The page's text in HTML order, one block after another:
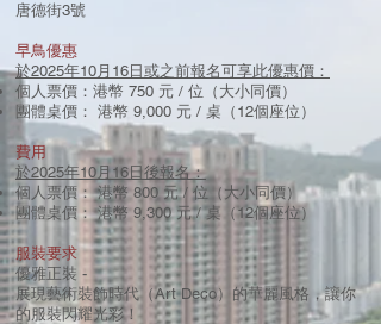
唐德街3號
早鳥優惠
於2025年10月16日或之前報名可享此優惠價：
個人票價：港幣 750 元 / 位（大小同價）
團體桌價： 港幣 9,000 元 / 桌（12個座位）
費用
於2025年10月16日後報名：
個人票價： 港幣 800 元 / 位（大小同價）
團體桌價： 港幣 9,300 元 / 桌（12個座位）
服裝要求
優雅正裝 -
展現藝術裝飾時代（Art Deco）的華麗風格，讓你
的服裝閃耀光彩！